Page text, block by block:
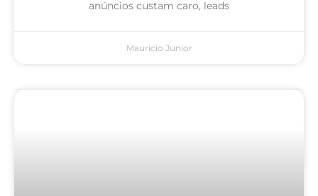
anúncios custam caro, leads
Mauricio Junior